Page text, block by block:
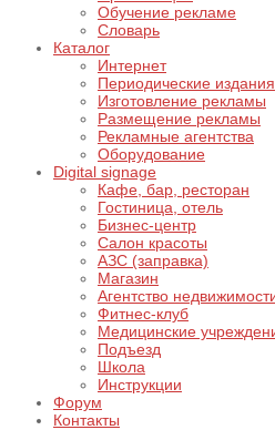
Обучение рекламе
Словарь
Каталог
Интернет
Периодические издания
Изготовление рекламы
Размещение рекламы
Рекламные агентства
Оборудование
Digital signage
Кафе, бар, ресторан
Гостиница, отель
Бизнес-центр
Салон красоты
АЗС (заправка)
Магазин
Агентство
Фитнес-клуб
Медицинские
Подъезд
Школа
Инструкции
Форум
Контакты